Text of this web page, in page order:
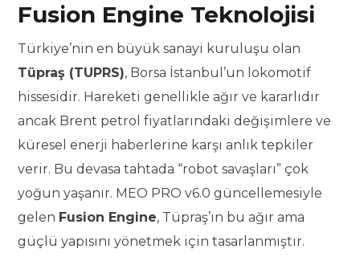
Fusion Engine Teknolojisi
Türkiye’nin en büyük sanayi kuruluşu olan
Tüpraş (TUPRS), Borsa İstanbul’un lokomotif
hissesidir. Hareketi genellikle ağır ve kararlıdır
ancak Brent petrol fiyatlarındaki değişimlere ve
küresel enerji haberlerine karşı anlık tepkiler
verir. Bu devasa tahtada “robot savaşları” çok
yoğun yaşanır. MEO PRO v6.0 güncellemesiyle
gelen Fusion Engine, Tüpraş’ın bu ağır ama
güçlü yapısını yönetmek için tasarlanmıştır.